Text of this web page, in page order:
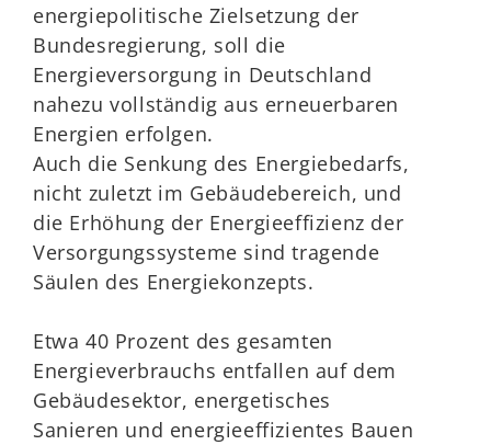
energiepolitische Zielsetzung der
Bundesregierung, soll die
Energieversorgung in Deutschland
nahezu vollständig aus erneuerbaren
Energien erfolgen.
Auch die Senkung des Energiebedarfs,
nicht zuletzt im Gebäudebereich, und
die Erhöhung der Energieeffizienz der
Versorgungssysteme sind tragende
Säulen des Energiekonzepts.
Etwa 40 Prozent des gesamten
Energieverbrauchs entfallen auf dem
Gebäudesektor, energetisches
Sanieren und energieeffizientes Bauen